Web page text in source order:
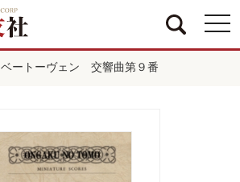
ベートーヴェン 交響曲第９番